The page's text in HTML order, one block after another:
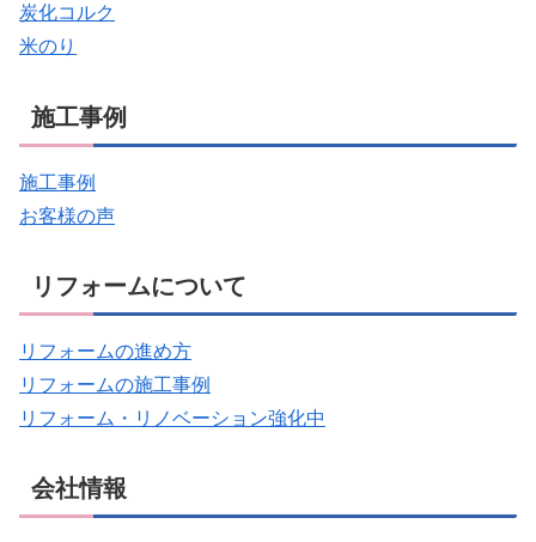
炭化コルク
米のり
施工事例
施工事例
お客様の声
リフォームについて
リフォームの進め方
リフォームの施工事例
リフォーム・リノベーション強化中
会社情報